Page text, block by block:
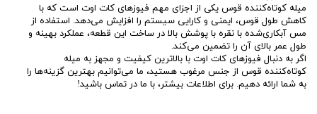
میله کوتاه‌کننده قوس یکی از اجزای مهم فیوزهای کات اوت است که با
کاهش طول قوس، ایمنی و کارایی سیستم را افزایش می‌دهد. استفاده از
مس آبکاری‌شده با نقره با پوشش بالا در ساخت این قطعه، عملکرد بهینه و
طول عمر بالای آن را تضمین می‌کند.
اگر به دنبال فیوزهای کات اوت با بالاترین کیفیت و مجهز به میله
کوتاه‌کننده قوس از جنس مرغوب هستید، ما می‌توانیم بهترین گزینه‌ها را
به شما ارائه دهیم. برای اطلاعات بیشتر، با ما در تماس باشید!